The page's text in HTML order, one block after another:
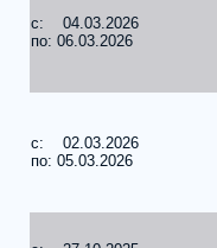
c: 04.03.2026
по: 06.03.2026
c: 02.03.2026
по: 05.03.2026